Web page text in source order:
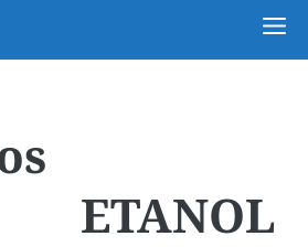
ETANOL